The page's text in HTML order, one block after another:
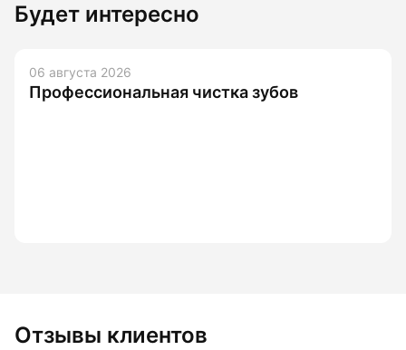
Будет интересно
06 августа 2026
Профессиональная чистка зубов
Отзывы клиентов